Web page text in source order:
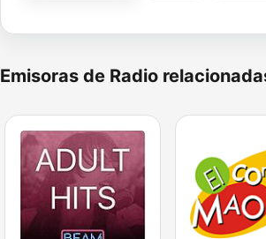
Emisoras de Radio